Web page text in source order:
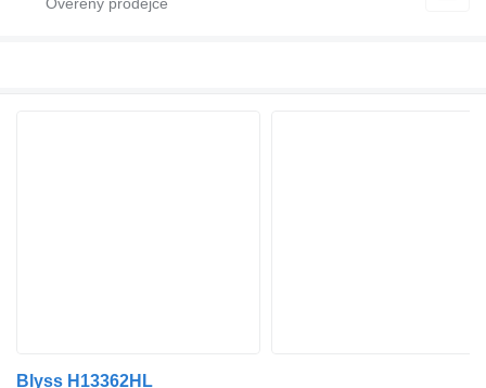
Blyss H13362HL